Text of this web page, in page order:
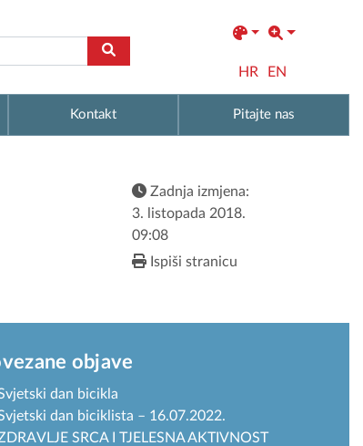
HR EN
Kontakt Pitajte nas
Zadnja izmjena:
3. listopada 2018.
09:08
Ispiši stranicu
objave
dan bicikla
dan biciklista – 16.07.2022.
SRCA I TJELESNA AKTIVNOST